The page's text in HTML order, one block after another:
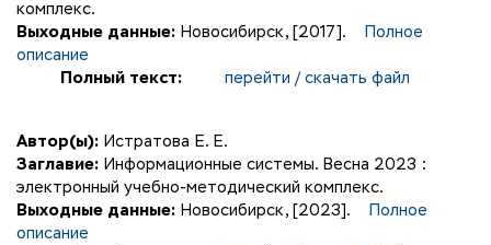
комплекс.
Выходные данные: Новосибирск, [2017].
Полное
описание
Полный текст:
перейти / скачать файл
Автор(ы): Истратова Е. Е.
Заглавие: Информационные системы. Весна 2023 :
электронный учебно-методический комплекс.
Выходные данные: Новосибирск, [2023].
Полное
описание